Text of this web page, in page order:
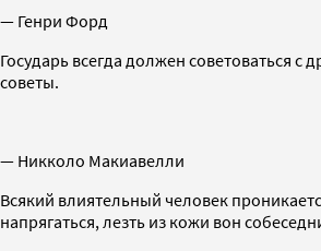
— Генри Форд
Государь всегда должен советоваться
советы.
— Никколо Макиавелли
Всякий влиятельный человек
напрягаться, лезть из кожи вон